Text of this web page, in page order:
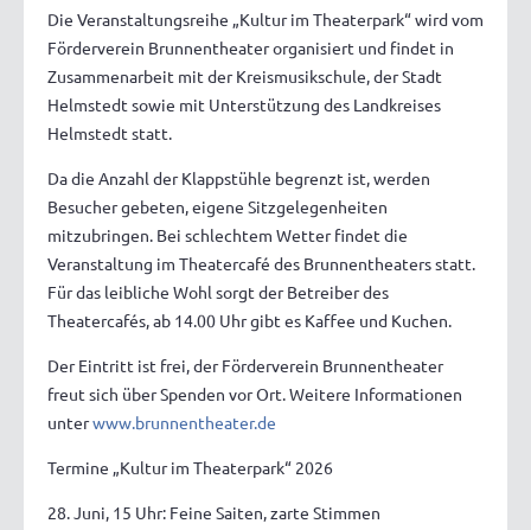
Die Veranstaltungsreihe „Kultur im Theaterpark“ wird vom
Förderverein Brunnentheater organisiert und findet in
Zusammenarbeit mit der Kreismusikschule, der Stadt
Helmstedt sowie mit Unterstützung des Landkreises
Helmstedt statt.
Da die Anzahl der Klappstühle begrenzt ist, werden
Besucher gebeten, eigene Sitzgelegenheiten
mitzubringen. Bei schlechtem Wetter findet die
Veranstaltung im Theatercafé des Brunnentheaters statt.
Für das leibliche Wohl sorgt der Betreiber des
Theatercafés, ab 14.00 Uhr gibt es Kaffee und Kuchen.
Der Eintritt ist frei, der Förderverein Brunnentheater
freut sich über Spenden vor Ort. Weitere Informationen
unterwww.brunnentheater.de
Termine „Kultur im Theaterpark“ 2026
28. Juni, 15 Uhr: Feine Saiten, zarte Stimmen